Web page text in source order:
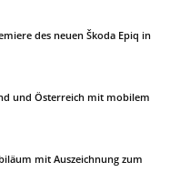
des neuen Škoda Epiq in
und Österreich mit mobilem
mit Auszeichnung zum